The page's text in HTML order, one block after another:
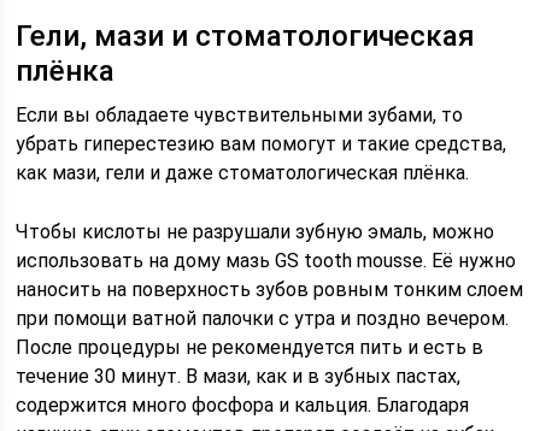
Гели, мази и стоматологическая
плёнка
Если вы обладаете чувствительными зубами, то
убрать гиперестезию вам помогут и такие средства,
как мази, гели и даже стоматологическая плёнка.
Чтобы кислоты не разрушали зубную эмаль, можно
использовать на дому мазь GS tooth mousse. Её нужно
наносить на поверхность зубов ровным тонким слоем
при помощи ватной палочки с утра и поздно вечером.
После процедуры не рекомендуется пить и есть в
течение 30 минут. В мази, как и в зубных пастах,
содержится много фосфора и кальция. Благодаря